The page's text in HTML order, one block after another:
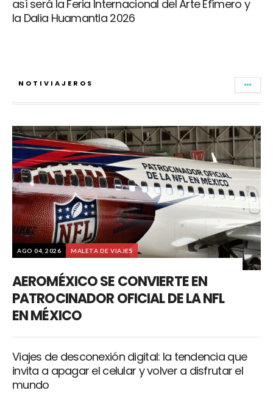
así será la Feria Internacional del Arte Efímero y
la Dalia Huamantla 2026
NOTIVIAJEROS
AGO 04, 2026 MALETA DE VIAJES
AEROMÉXICO SE CONVIERTE EN
PATROCINADOR OFICIAL DE LA NFL
EN MÉXICO
Viajes de desconexión digital: la tendencia que
invita a apagar el celular y volver a disfrutar el
mundo